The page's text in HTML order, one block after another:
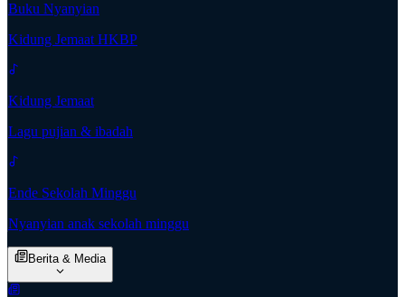
Buku Nyanyian
Kidung Jemaat HKBP
Kidung Jemaat
Lagu pujian & ibadah
Ende Sekolah Minggu
Nyanyian anak sekolah minggu
Berita & Media